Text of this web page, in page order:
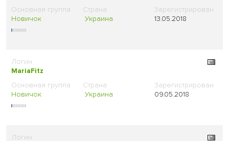
Новичок Украина 13.05.2018
MariaFitz
Новичок Украина 09.05.2018